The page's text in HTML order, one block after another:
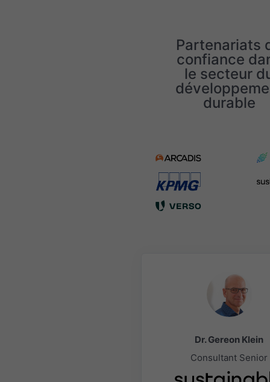
Partenariats
confiance
le secteur
durable
Dr. Gereon Klein
Consultant Senior